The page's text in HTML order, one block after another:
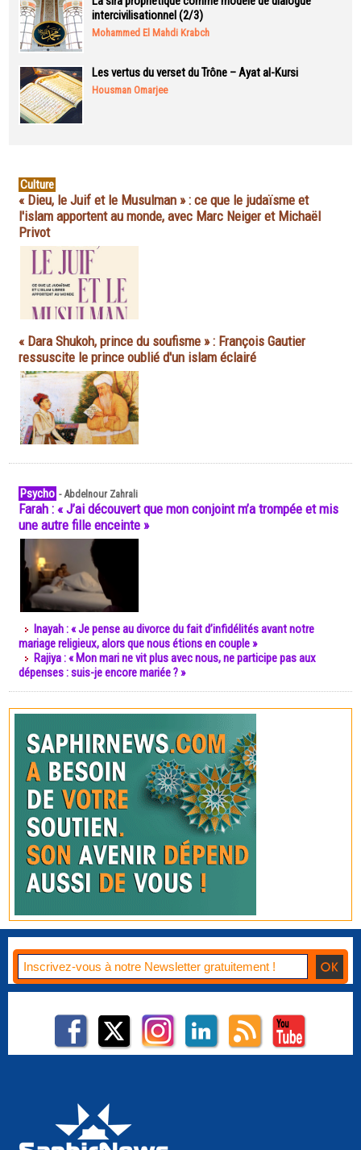
intercivilisationnel (2/3)
Mohammed El Mahdi Krabch
Les vertus du verset du Trône – Ayat al-Kursi
Housman Omarjee
Culture
« Dieu, le Juif et le Musulman » : ce que le judaïsme et
l'islam apportent au monde, avec Marc Neiger et Michaël
Privot
« Dara Shukoh, prince du soufisme » : François Gautier
ressuscite le prince oublié d'un islam éclairé
Psycho -Abdelnour Zahrali
Farah : « J’ai découvert que mon conjoint m’a trompée et mis
une autre fille enceinte »
Inayah : « Je pense au divorce du fait d’infidélités avant notre
mariage religieux, alors que nous étions en couple »
Rajiya : « Mon mari ne vit plus avec nous, ne participe pas aux
dépenses : suis-je encore mariée ? »